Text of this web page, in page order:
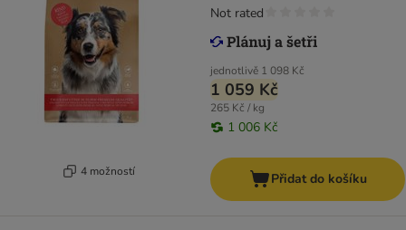
4 možností
jednotlivě 1 098 Kč
1 059 Kč
265 Kč / kg
1 006 Kč
Not rated
Přidat do košíku